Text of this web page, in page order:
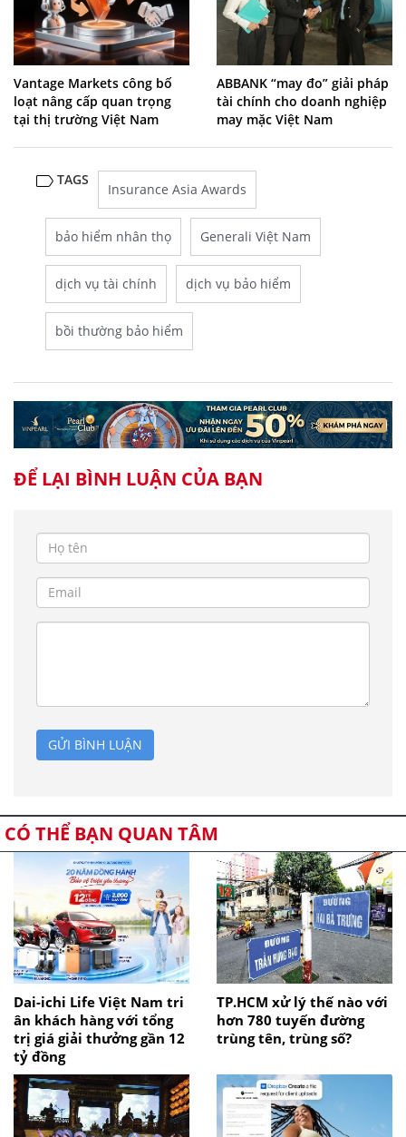
Vantage Markets công bố
loạt nâng cấp quan trọng
tại thị trường Việt Nam
ABBANK “may đo” giải pháp
tài chính cho doanh nghiệp
may mặc Việt Nam
TAGS
Insurance Asia Awards
bảo hiểm nhân thọ Generali Việt Nam
dịch vụ tài chính dịch vụ bảo hiểm
bồi thường bảo hiểm
ĐỂ LẠI BÌNH LUẬN CỦA BẠN
GỬI BÌNH LUẬN
CÓ THỂ BẠN QUAN TÂM
Dai-ichi Life Việt Nam tri
ân khách hàng với tổng
trị giá giải thưởng gần 12
tỷ đồng
TP.HCM xử lý thế nào với
hơn 780 tuyến đường
trùng tên, trùng số?